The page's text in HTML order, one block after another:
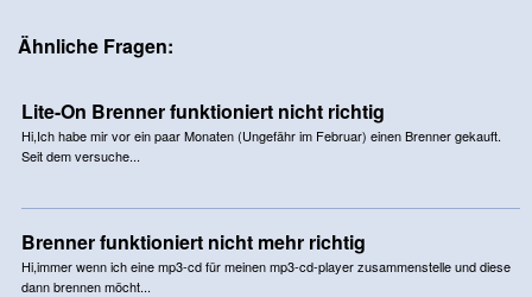
Ähnliche Fragen:
Lite-On Brenner funktioniert nicht richtig
Hi,Ich habe mir vor ein paar Monaten (Ungefähr im Februar) einen Brenner gekauft.
Seit dem versuche...
Brenner funktioniert nicht mehr richtig
Hi,immer wenn ich eine mp3-cd für meinen mp3-cd-player zusammenstelle und diese
dann brennen möcht...